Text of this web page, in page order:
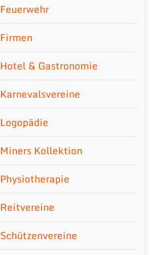
Feuerwehr
Firmen
Hotel & Gastronomie
Karnevalsvereine
Logopädie
Miners Kollektion
Physiotherapie
Reitvereine
Schützenvereine